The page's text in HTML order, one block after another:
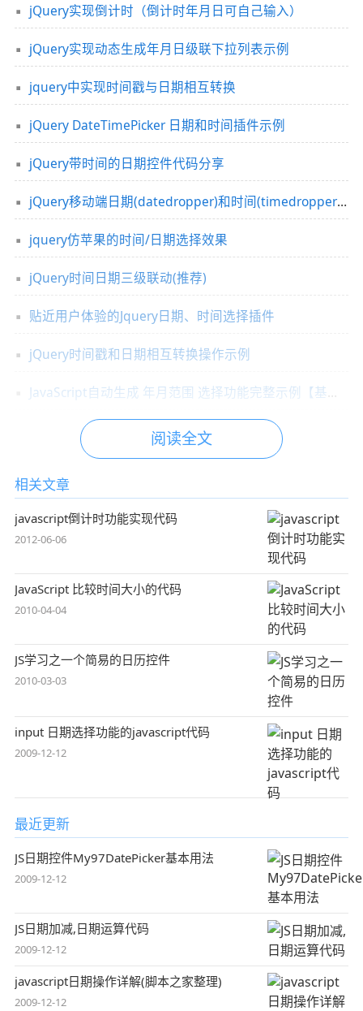
jQuery实现倒计时（倒计时年月日可自己输入）
jQuery实现动态生成年月日级联下拉列表示例
jquery中实现时间戳与日期相互转换
jQuery DateTimePicker 日期和时间插件示例
jQuery带时间的日期控件代码分享
jQuery移动端日期(datedropper)和时间(timedropper)选择器附源码下载
jquery仿苹果的时间/日期选择效果
jQuery时间日期三级联动(推荐)
贴近用户体验的Jquery日期、时间选择插件
jQuery时间戳和日期相互转换操作示例
JavaScript自动生成 年月范围 选择功能完整示例【基于jQuery插件】
阅读全文
相关文章
javascript倒计时功能实现代码
2012-06-06
JavaScript 比较时间大小的代码
2010-04-04
JS学习之一个简易的日历控件
2010-03-03
input 日期选择功能的javascript代码
2009-12-12
最近更新
JS日期控件My97DatePicker基本用法
2009-12-12
JS日期加减,日期运算代码
2009-12-12
javascript日期操作详解(脚本之家整理)
2009-12-12